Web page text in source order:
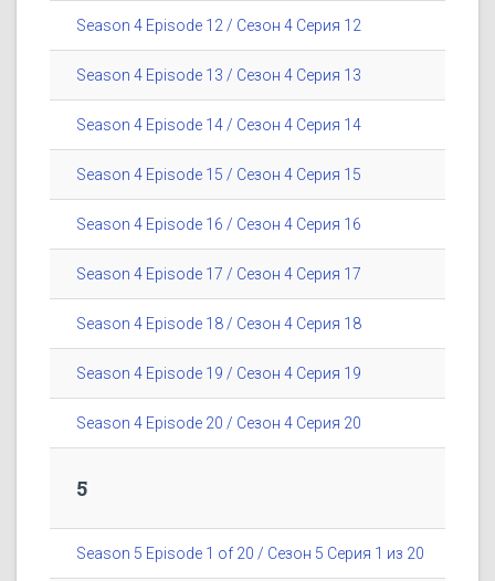
Season 4 Episode 12 / Сезон 4 Серия 12
Season 4 Episode 13 / Сезон 4 Серия 13
Season 4 Episode 14 / Сезон 4 Серия 14
Season 4 Episode 15 / Сезон 4 Серия 15
Season 4 Episode 16 / Сезон 4 Серия 16
Season 4 Episode 17 / Сезон 4 Серия 17
Season 4 Episode 18 / Сезон 4 Серия 18
Season 4 Episode 19 / Сезон 4 Серия 19
Season 4 Episode 20 / Сезон 4 Серия 20
5
Season 5 Episode 1 of 20 / Сезон 5 Серия 1 из 20